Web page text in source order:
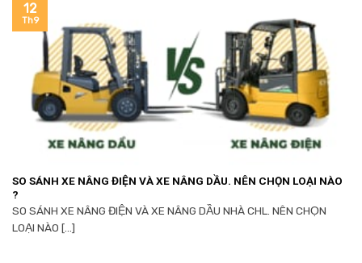
SO SÁNH XE NÂNG ĐIỆN VÀ XE NÂNG DẦU. NÊN CHỌN LOẠI NÀO
?
SO SÁNH XE NÂNG ĐIỆN VÀ XE NÂNG DẦU NHÀ CHL. NÊN CHỌN
LOẠI NÀO [...]
12
Th9